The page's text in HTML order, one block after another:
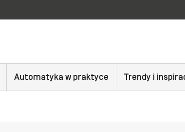
Automatyka w praktyce Trendy i